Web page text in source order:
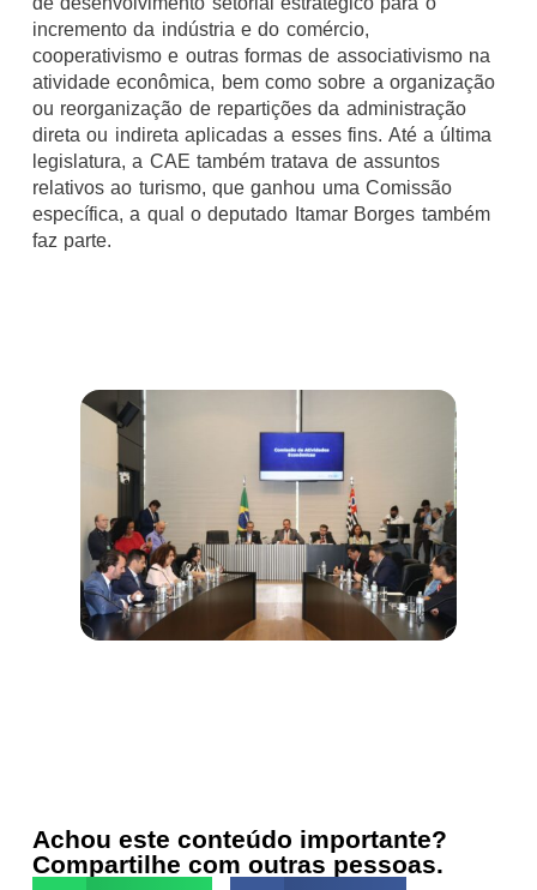
incremento da indústria e do comércio,
cooperativismo e outras formas de associativismo na
atividade econômica, bem como sobre a organização
ou reorganização de repartições da administração
direta ou indireta aplicadas a esses fins. Até a última
legislatura, a CAE também tratava de assuntos
relativos ao turismo, que ganhou uma Comissão
específica, a qual o deputado Itamar Borges também
faz parte.
Achou este conteúdo importante?
Compartilhe com outras pessoas.